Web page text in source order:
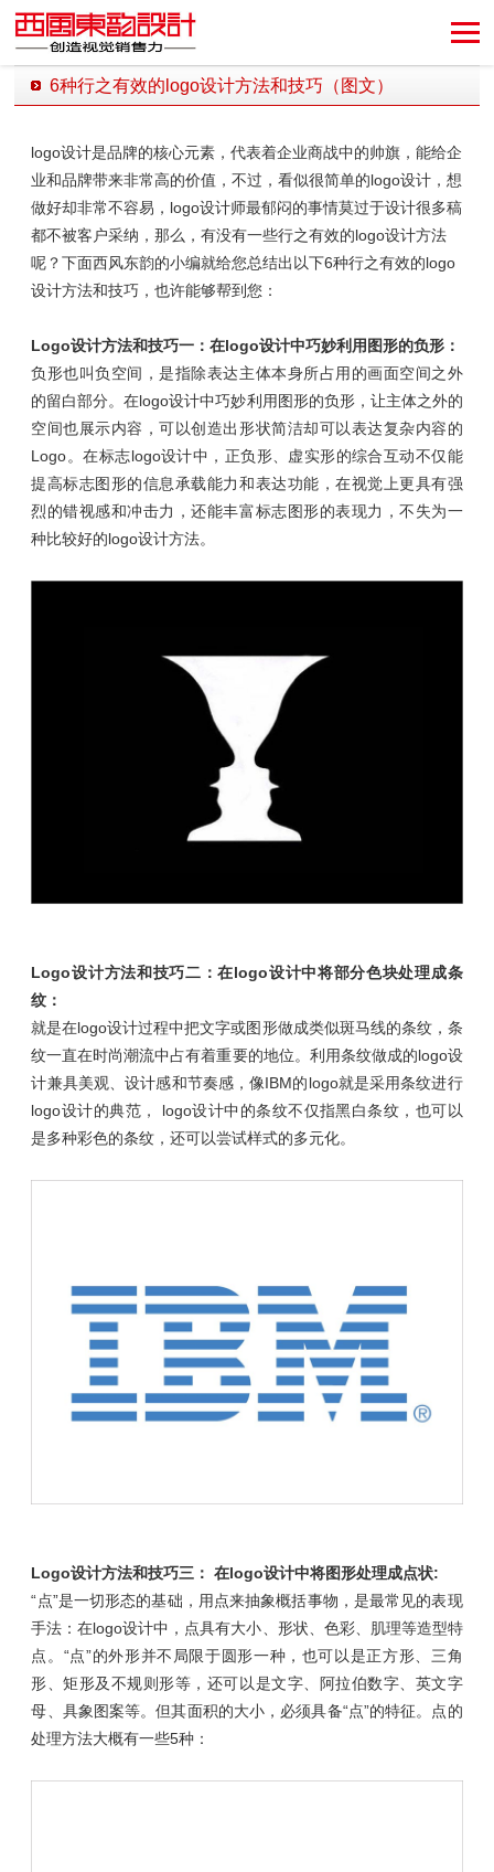
6种行之有效的logo设计方法和技巧（图文）
logo设计是品牌的核心元素，代表着企业商战中的帅旗，能给企
业和品牌带来非常高的价值，不过，看似很简单的logo设计，想
做好却非常不容易，logo设计师最郁闷的事情莫过于设计很多稿
都不被客户采纳，那么，有没有一些行之有效的logo设计方法
呢？下面西风东韵的小编就给您总结出以下6种行之有效的logo
设计方法和技巧，也许能够帮到您：
Logo设计方法和技巧一：在logo设计中巧妙利用图形的负形：
负形也叫负空间，是指除表达主体本身所占用的画面空间之外
的留白部分。在logo设计中巧妙利用图形的负形，让主体之外的
空间也展示内容，可以创造出形状简洁却可以表达复杂内容的
Logo。在标志logo设计中，正负形、虚实形的综合互动不仅能
提高标志图形的信息承载能力和表达功能，在视觉上更具有强
烈的错视感和冲击力，还能丰富标志图形的表现力，不失为一
种比较好的logo设计方法。
Logo设计方法和技巧二：在logo设计中将部分色块处理成条
纹：
就是在logo设计过程中把文字或图形做成类似斑马线的条纹，条
纹一直在时尚潮流中占有着重要的地位。利用条纹做成的logo设
计兼具美观、设计感和节奏感，像IBM的logo就是采用条纹进行
logo设计的典范， logo设计中的条纹不仅指黑白条纹，也可以
是多种彩色的条纹，还可以尝试样式的多元化。
Logo设计方法和技巧三： 在logo设计中将图形处理成点状:
“点”是一切形态的基础，用点来抽象概括事物，是最常见的表现
手法：在logo设计中，点具有大小、形状、色彩、肌理等造型特
点。“点”的外形并不局限于圆形一种，也可以是正方形、三角
形、矩形及不规则形等，还可以是文字、阿拉伯数字、英文字
母、具象图案等。但其面积的大小，必须具备“点”的特征。点的
处理方法大概有一些5种：